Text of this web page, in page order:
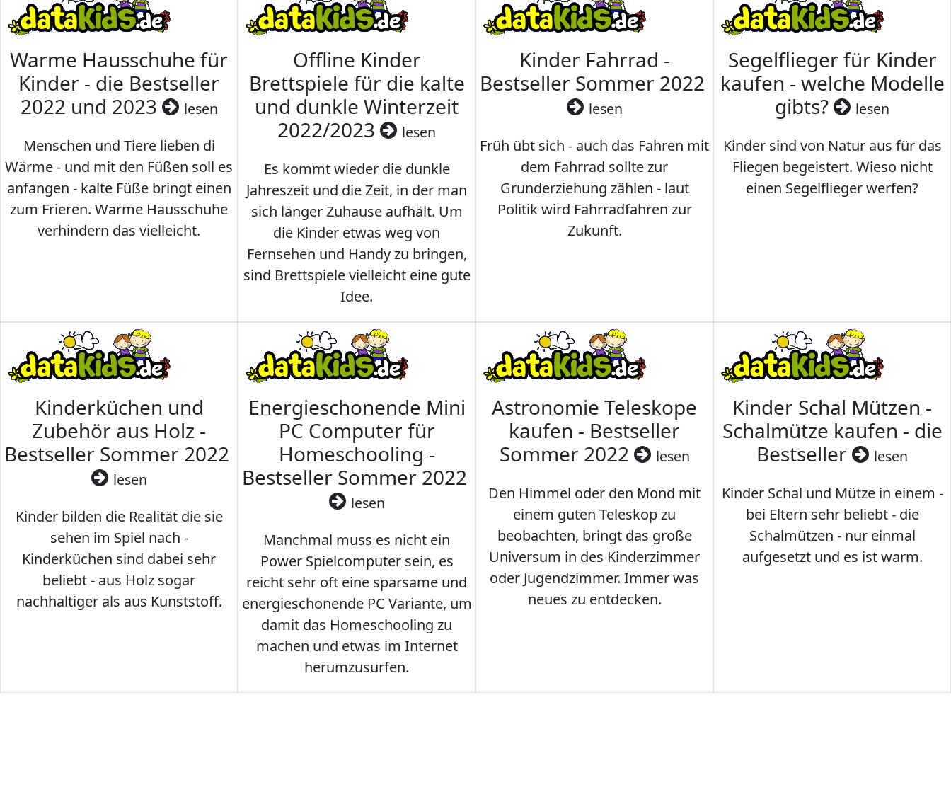
Warme Hausschuhe für
Kinder - die Bestseller
2022 und 2023
lesen
Menschen und Tiere lieben di
Wärme - und mit den Füßen soll es
anfangen - kalte Füße bringt einen
zum Frieren. Warme Hausschuhe
verhindern das vielleicht.
Offline Kinder
Brettspiele für die kalte
und dunkle Winterzeit
2022/2023
lesen
Es kommt wieder die dunkle
Jahreszeit und die Zeit, in der man
sich länger Zuhause aufhält. Um
die Kinder etwas weg von
Fernsehen und Handy zu bringen,
sind Brettspiele vielleicht eine gute
Idee.
Kinder Fahrrad -
Bestseller Sommer 2022
lesen
Früh übt sich - auch das Fahren mit
dem Fahrrad sollte zur
Grunderziehung zählen - laut
Politik wird Fahrradfahren zur
Zukunft.
Segelflieger für Kinder
kaufen - welche Modelle
gibts?
lesen
Kinder sind von Natur aus für das
Fliegen begeistert. Wieso nicht
einen Segelflieger werfen?
Kinderküchen und
Zubehör aus Holz -
Bestseller Sommer 2022
lesen
Kinder bilden die Realität die sie
sehen im Spiel nach -
Kinderküchen sind dabei sehr
beliebt - aus Holz sogar
nachhaltiger als aus Kunststoff.
Energieschonende Mini
PC Computer für
Homeschooling -
Bestseller Sommer 2022
lesen
Manchmal muss es nicht ein
Power Spielcomputer sein, es
reicht sehr oft eine sparsame und
energieschonende PC Variante, um
damit das Homeschooling zu
machen und etwas im Internet
herumzusurfen.
Astronomie Teleskope
kaufen - Bestseller
Sommer 2022
lesen
Den Himmel oder den Mond mit
einem guten Teleskop zu
beobachten, bringt das große
Universum in des Kinderzimmer
oder Jugendzimmer. Immer was
neues zu entdecken.
Kinder Schal Mützen -
Schalmütze kaufen - die
Bestseller
lesen
Kinder Schal und Mütze in einem -
bei Eltern sehr beliebt - die
Schalmützen - nur einmal
aufgesetzt und es ist warm.